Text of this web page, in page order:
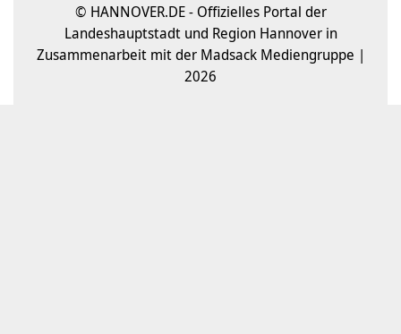
© HANNOVER.DE - Offizielles Portal der
Landeshauptstadt und Region Hannover in
Zusammenarbeit mit der Madsack Mediengruppe |
2026